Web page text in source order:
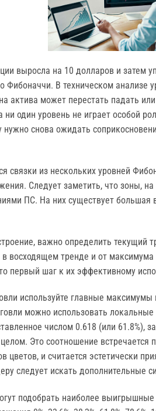
выросла на 10 долларов и затем
Фибоначчи. В техническом
актива может перестать падать
ни один уровень не играет особой
снова ожидать
связки из нескольких уровней
Следует заметить, что зоны,
ПС. На них существует большая
важно определить текущий
восходящем тренде и от
первый шаг к их эффективному
используйте главные
можно использовать
числом 0.618 (или 61.8%),
Это соотношение
цветов, и считается эстетически
следует искать дополнительные
подобрать наиболее выигрышные